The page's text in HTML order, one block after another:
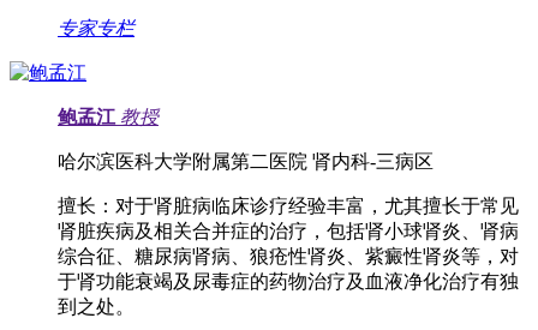
专家专栏
鲍孟江 教授
哈尔滨医科大学附属第二医院 肾内科-三病区
擅长： 对于肾脏病临床诊疗经验丰富，尤其擅长于常见
肾脏疾病及相关合并症的治疗，包括肾小球肾炎、肾病
综合征、糖尿病肾病、狼疮性肾炎、紫癜性肾炎等，对
于肾功能衰竭及尿毒症的药物治疗及血液净化治疗有独
到之处。